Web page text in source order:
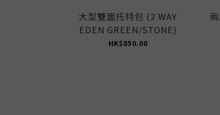
大型雙面托特包 (2 WAY
EDEN GREEN/STONE)
HK$850.00